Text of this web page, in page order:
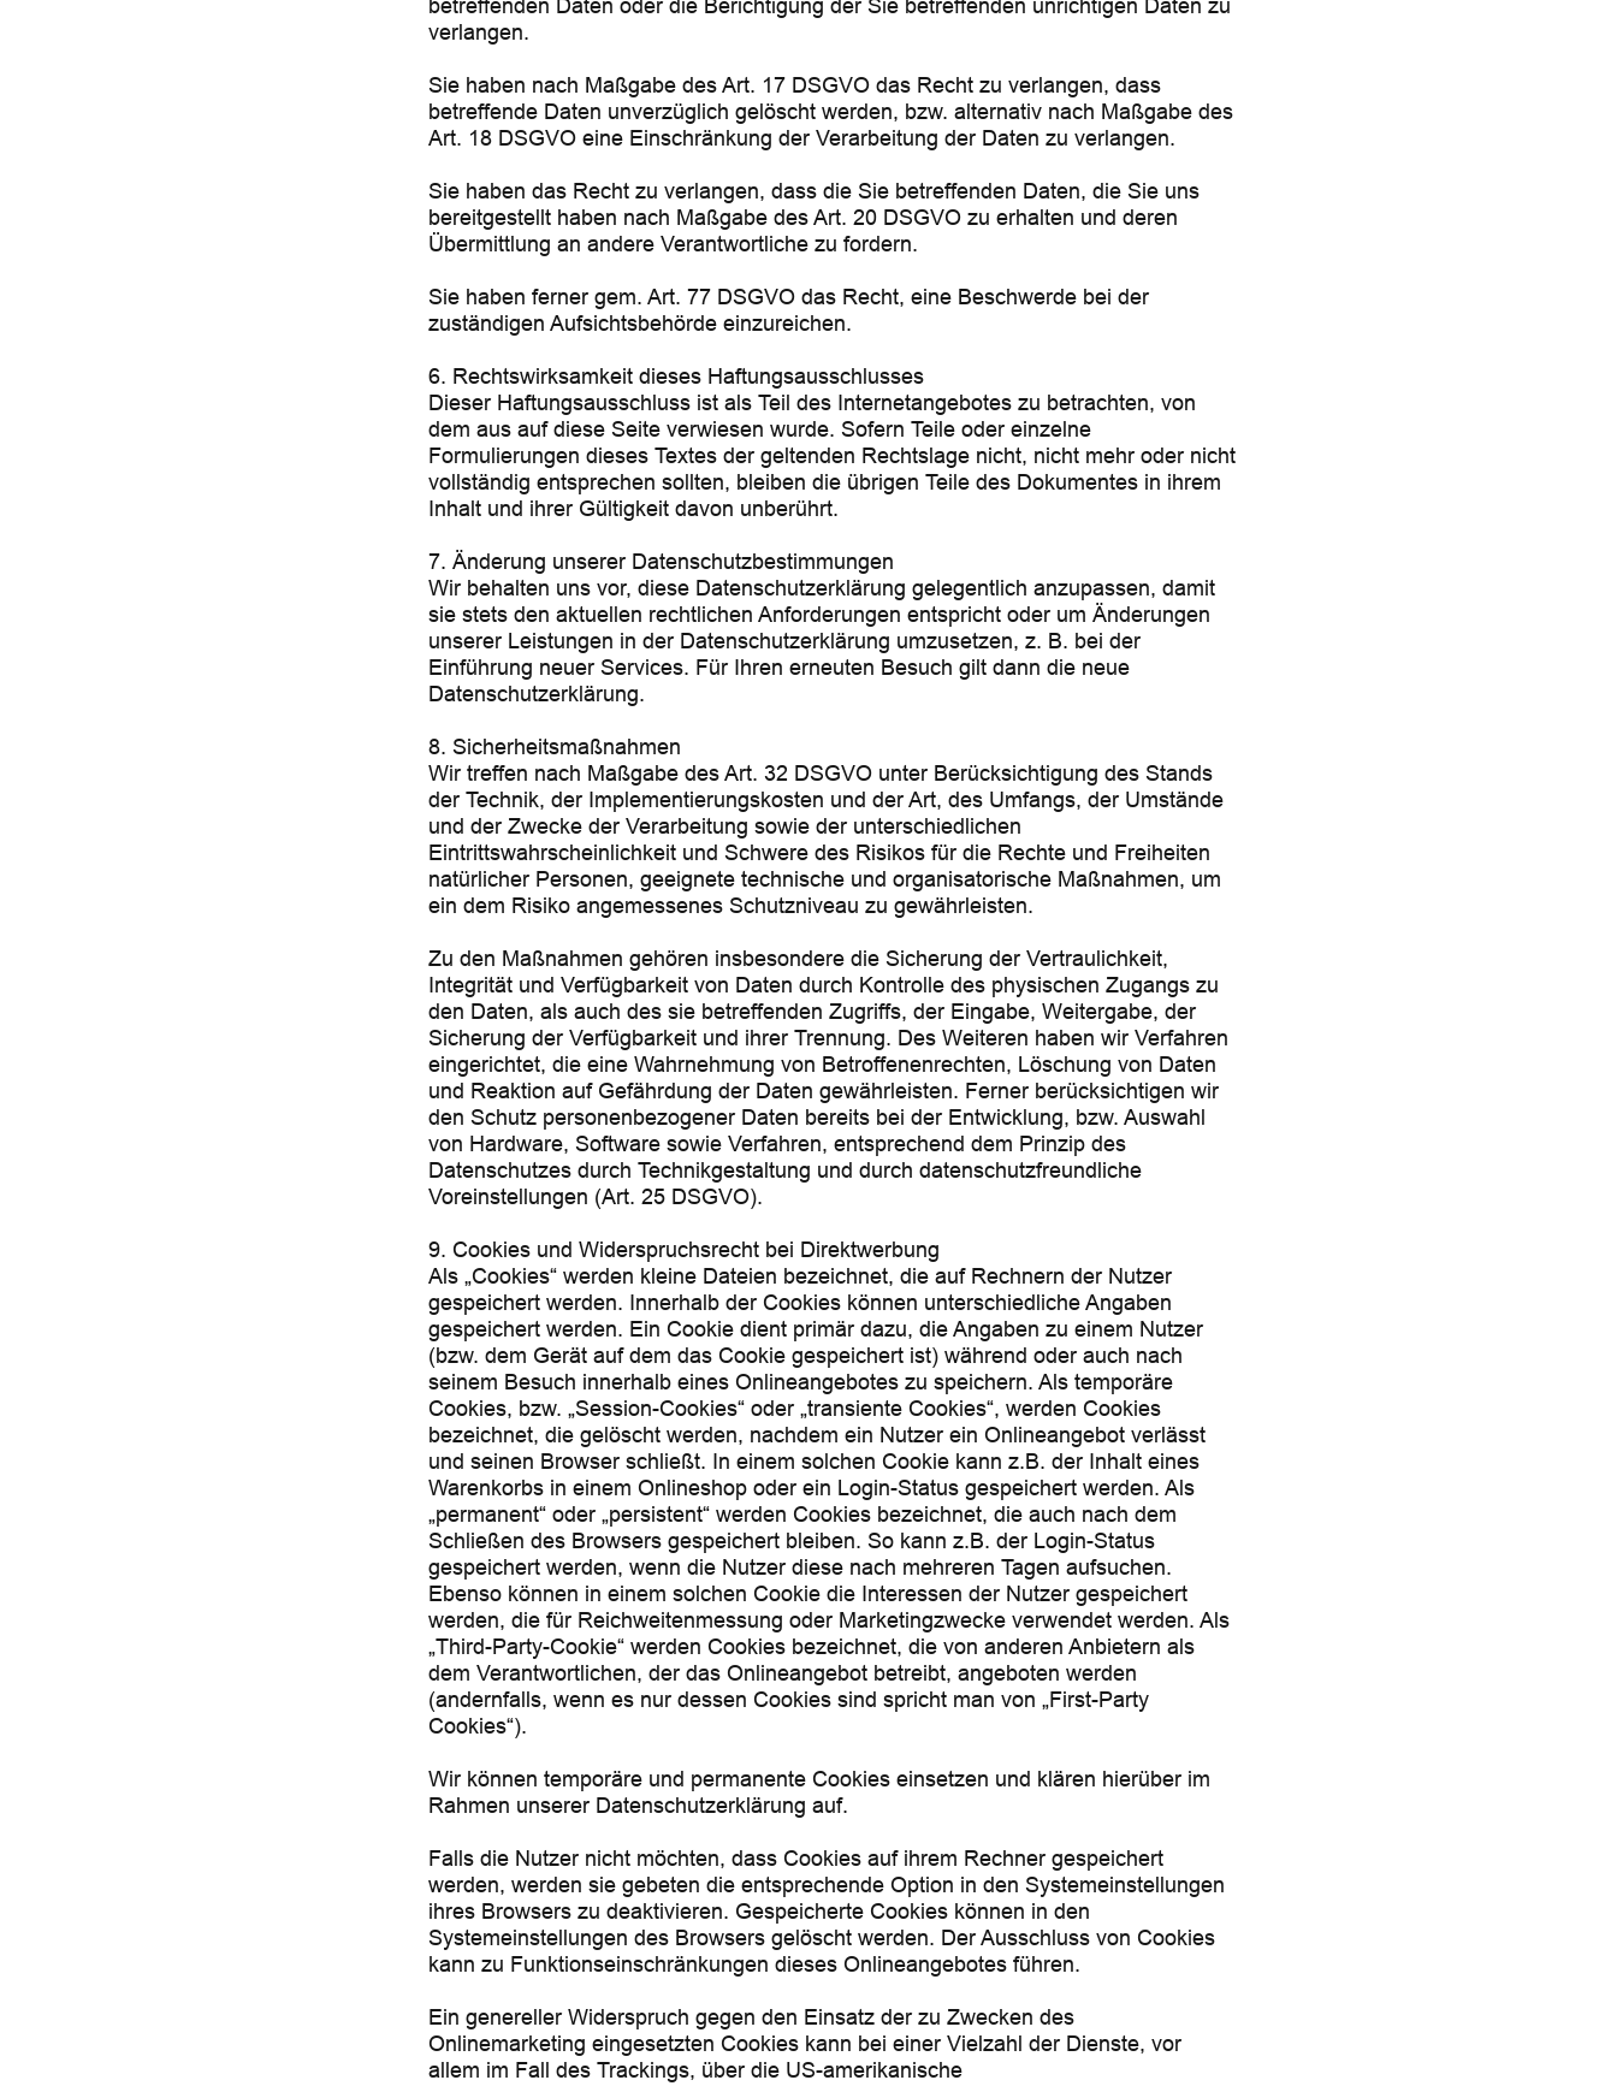
betreffenden Daten oder die Berichtigung der Sie betreffenden unrichtigen Daten zu
verlangen.
Sie haben nach Maßgabe des Art. 17 DSGVO das Recht zu verlangen, dass
betreffende Daten unverzüglich gelöscht werden, bzw. alternativ nach Maßgabe des
Art. 18 DSGVO eine Einschränkung der Verarbeitung der Daten zu verlangen.
Sie haben das Recht zu verlangen, dass die Sie betreffenden Daten, die Sie uns
bereitgestellt haben nach Maßgabe des Art. 20 DSGVO zu erhalten und deren
Übermittlung an andere Verantwortliche zu fordern.
Sie haben ferner gem. Art. 77 DSGVO das Recht, eine Beschwerde bei der
zuständigen Aufsichtsbehörde einzureichen.
6. Rechtswirksamkeit dieses Haftungsausschlusses
Dieser Haftungsausschluss ist als Teil des Internetangebotes zu betrachten, von
dem aus auf diese Seite verwiesen wurde. Sofern Teile oder einzelne
Formulierungen dieses Textes der geltenden Rechtslage nicht, nicht mehr oder nicht
vollständig entsprechen sollten, bleiben die übrigen Teile des Dokumentes in ihrem
Inhalt und ihrer Gültigkeit davon unberührt.
7. Änderung unserer Datenschutzbestimmungen
Wir behalten uns vor, diese Datenschutzerklärung gelegentlich anzupassen, damit
sie stets den aktuellen rechtlichen Anforderungen entspricht oder um Änderungen
unserer Leistungen in der Datenschutzerklärung umzusetzen, z. B. bei der
Einführung neuer Services. Für Ihren erneuten Besuch gilt dann die neue
Datenschutzerklärung.
8. Sicherheitsmaßnahmen
Wir treffen nach Maßgabe des Art. 32 DSGVO unter Berücksichtigung des Stands
der Technik, der Implementierungskosten und der Art, des Umfangs, der Umstände
und der Zwecke der Verarbeitung sowie der unterschiedlichen
Eintrittswahrscheinlichkeit und Schwere des Risikos für die Rechte und Freiheiten
natürlicher Personen, geeignete technische und organisatorische Maßnahmen, um
ein dem Risiko angemessenes Schutzniveau zu gewährleisten.
Zu den Maßnahmen gehören insbesondere die Sicherung der Vertraulichkeit,
Integrität und Verfügbarkeit von Daten durch Kontrolle des physischen Zugangs zu
den Daten, als auch des sie betreffenden Zugriffs, der Eingabe, Weitergabe, der
Sicherung der Verfügbarkeit und ihrer Trennung. Des Weiteren haben wir Verfahren
eingerichtet, die eine Wahrnehmung von Betroffenenrechten, Löschung von Daten
und Reaktion auf Gefährdung der Daten gewährleisten. Ferner berücksichtigen wir
den Schutz personenbezogener Daten bereits bei der Entwicklung, bzw. Auswahl
von Hardware, Software sowie Verfahren, entsprechend dem Prinzip des
Datenschutzes durch Technikgestaltung und durch datenschutzfreundliche
Voreinstellungen (Art. 25 DSGVO).
9. Cookies und Widerspruchsrecht bei Direktwerbung
Als „Cookies“ werden kleine Dateien bezeichnet, die auf Rechnern der Nutzer
gespeichert werden. Innerhalb der Cookies können unterschiedliche Angaben
gespeichert werden. Ein Cookie dient primär dazu, die Angaben zu einem Nutzer
(bzw. dem Gerät auf dem das Cookie gespeichert ist) während oder auch nach
seinem Besuch innerhalb eines Onlineangebotes zu speichern. Als temporäre
Cookies, bzw. „Session-Cookies“ oder „transiente Cookies“, werden Cookies
bezeichnet, die gelöscht werden, nachdem ein Nutzer ein Onlineangebot verlässt
und seinen Browser schließt. In einem solchen Cookie kann z.B. der Inhalt eines
Warenkorbs in einem Onlineshop oder ein Login-Status gespeichert werden. Als
„permanent“ oder „persistent“ werden Cookies bezeichnet, die auch nach dem
Schließen des Browsers gespeichert bleiben. So kann z.B. der Login-Status
gespeichert werden, wenn die Nutzer diese nach mehreren Tagen aufsuchen.
Ebenso können in einem solchen Cookie die Interessen der Nutzer gespeichert
werden, die für Reichweitenmessung oder Marketingzwecke verwendet werden. Als
„Third-Party-Cookie“ werden Cookies bezeichnet, die von anderen Anbietern als
dem Verantwortlichen, der das Onlineangebot betreibt, angeboten werden
(andernfalls, wenn es nur dessen Cookies sind spricht man von „First-Party
Cookies“).
Wir können temporäre und permanente Cookies einsetzen und klären hierüber im
Rahmen unserer Datenschutzerklärung auf.
Falls die Nutzer nicht möchten, dass Cookies auf ihrem Rechner gespeichert
werden, werden sie gebeten die entsprechende Option in den Systemeinstellungen
ihres Browsers zu deaktivieren. Gespeicherte Cookies können in den
Systemeinstellungen des Browsers gelöscht werden. Der Ausschluss von Cookies
kann zu Funktionseinschränkungen dieses Onlineangebotes führen.
Ein genereller Widerspruch gegen den Einsatz der zu Zwecken des
Onlinemarketing eingesetzten Cookies kann bei einer Vielzahl der Dienste, vor
allem im Fall des Trackings, über die US-amerikanische